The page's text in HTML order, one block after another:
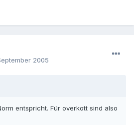
2005
entspricht. Für overkott sind also